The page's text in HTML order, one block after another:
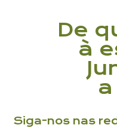
De
à
Siga-nos nas